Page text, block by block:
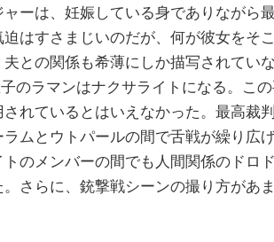
ーは、妊娠している身でありながら
はすさまじいのだが、何が彼女をそ
との関係も希薄にしか描写されてい
のラマンはナクサライトになる。こ
れているとはいえなかった。最高裁
ムとウトパールの間で舌戦が繰り広げ
のメンバーの間でも人間関係のドロ
さらに、銃撃戦シーンの撮り方があ